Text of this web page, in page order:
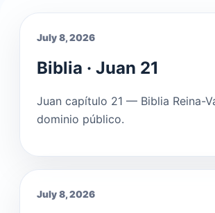
July 8, 2026
Biblia · Juan 21
Juan capítulo 21 — Biblia Reina-
dominio público.
July 8, 2026